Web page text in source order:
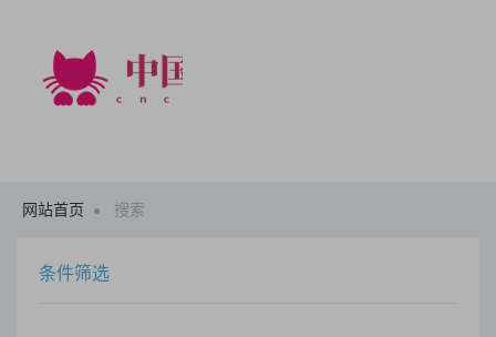
网站首页 搜索
条件筛选